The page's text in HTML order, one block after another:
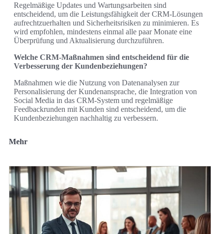
Regelmäßige Updates und Wartungsarbeiten sind
entscheidend, um die Leistungsfähigkeit der CRM-Lösungen
aufrechtzuerhalten und Sicherheitsrisiken zu minimieren. Es
wird empfohlen, mindestens einmal alle paar Monate eine
Überprüfung und Aktualisierung durchzuführen.
Welche CRM-Maßnahmen sind entscheidend für die
Verbesserung der Kundenbeziehungen?
Maßnahmen wie die Nutzung von Datenanalysen zur
Personalisierung der Kundenansprache, die Integration von
Social Media in das CRM-System und regelmäßige
Feedbackrunden mit Kunden sind entscheidend, um die
Kundenbeziehungen nachhaltig zu verbessern.
Mehr